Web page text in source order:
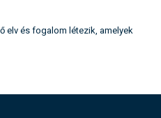
elv és fogalom létezik, amelyek